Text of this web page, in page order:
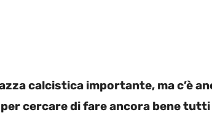
calcistica importante, ma c’è
cercare di fare ancora bene tutti